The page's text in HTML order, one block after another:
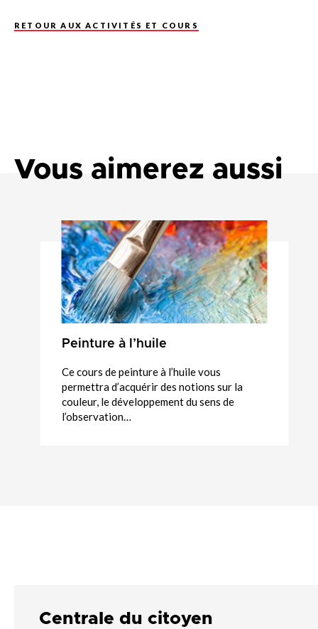
RETOUR AUX ACTIVITÉS ET COURS
Vous aimerez aussi
Peinture à l’huile
Ce cours de peinture à l’huile vous
permettra d’acquérir des notions sur la
couleur, le développement du sens de
l’observation…
Centrale du citoyen